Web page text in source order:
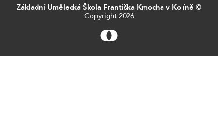
Základní Umělecká Škola Františka Kmocha v Kolíně ©
Copyright 2026